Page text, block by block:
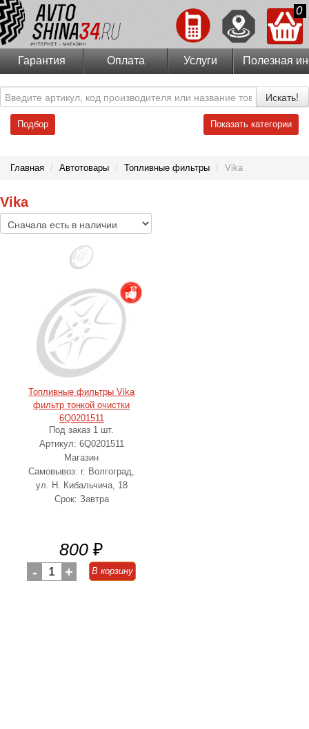
0
Гарантия Оплата Услуги Полезная
Искать!
Подбор Показать категории
Главная / Автотовары / Топливные фильтры / Vika
Vika
Топливные фильтры Vika
фильтр тонкой очистки
6Q0201511
Под заказ 1 шт.
Артикул: 6Q0201511
Магазин
Самовывоз: г. Волгоград,
ул. Н. Кибальчича, 18
Срок: Завтра
800 ₽
- 1 + В корзину